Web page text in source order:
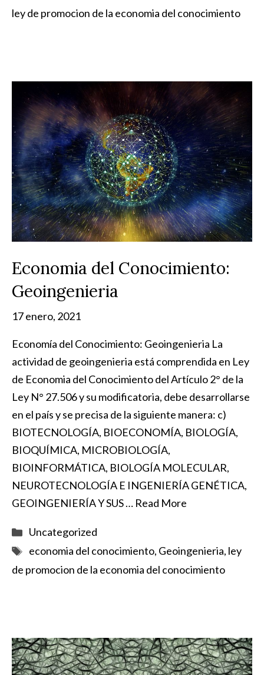
ley de promocion de la economia del conocimiento
Economia del Conocimiento:
Geoingenieria
17 enero, 2021
Economía del Conocimiento: Geoingenieria La
actividad de geoingenieria está comprendida en Ley
de Economia del Conocimiento del Artículo 2° de la
Ley N° 27.506 y su modificatoria, debe desarrollarse
en el país y se precisa de la siguiente manera: c)
BIOTECNOLOGÍA, BIOECONOMÍA, BIOLOGÍA,
BIOQUÍMICA, MICROBIOLOGÍA,
BIOINFORMÁTICA, BIOLOGÍA MOLECULAR,
NEUROTECNOLOGÍA E INGENIERÍA GENÉTICA,
GEOINGENIERÍA Y SUS … Read More
Categorías
Uncategorized
Etiquetas
economia del conocimiento, Geoingenieria, ley
de promocion de la economia del conocimiento